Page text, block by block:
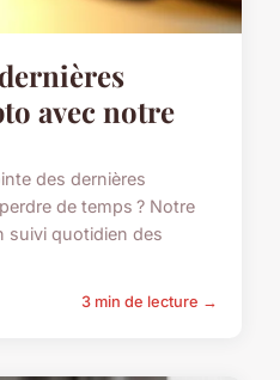
avec notre
des dernières
de temps ? Notre
suivi quotidien des
3 min de lecture →